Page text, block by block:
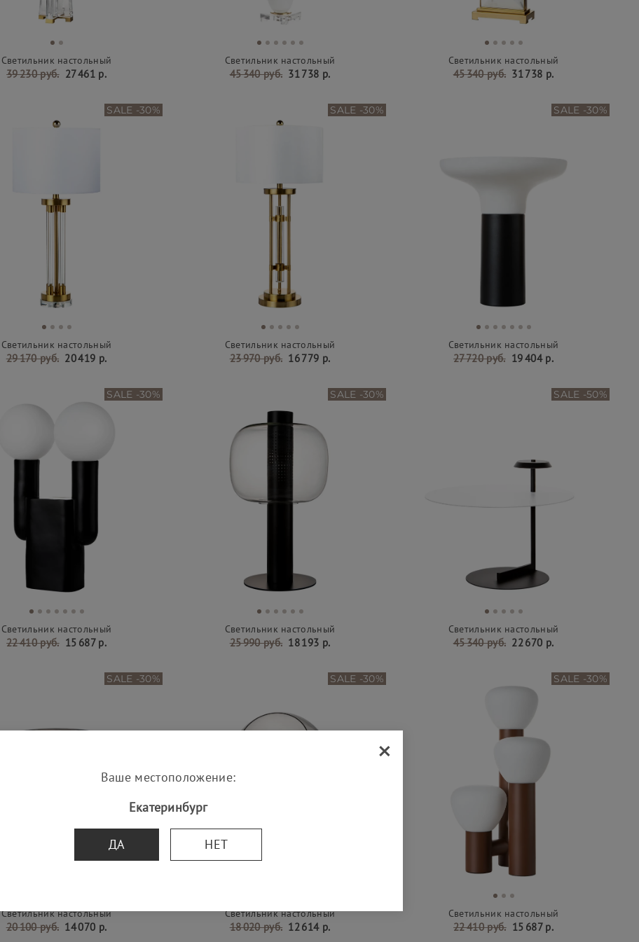
Светильник настольный
39 230 руб. 27 461 р.
Светильник настольный
45 340 руб. 31 738 р.
Светильник настольный
45 340 руб. 31 738 р.
Светильник настольный
29 170 руб. 20 419 р.
SALE -30%
Светильник настольный
23 970 руб. 16 779 р.
SALE -30%
Светильник настольный
27 720 руб. 19 404 р.
SALE -30%
Светильник настольный
22 410 руб. 15 687 р.
SALE -30%
Светильник настольный
25 990 руб. 18 193 р.
SALE -30%
Светильник настольный
45 340 руб. 22 670 р.
SALE -50%
Светильник настольный
20 100 руб. 14 070 р.
SALE -30%
Светильник настольный
18 020 руб. 12 614 р.
SALE -30%
Светильник настольный
22 410 руб. 15 687 р.
SALE -30%
×
Ваше местоположение:
Екатеринбург
ДА НЕТ